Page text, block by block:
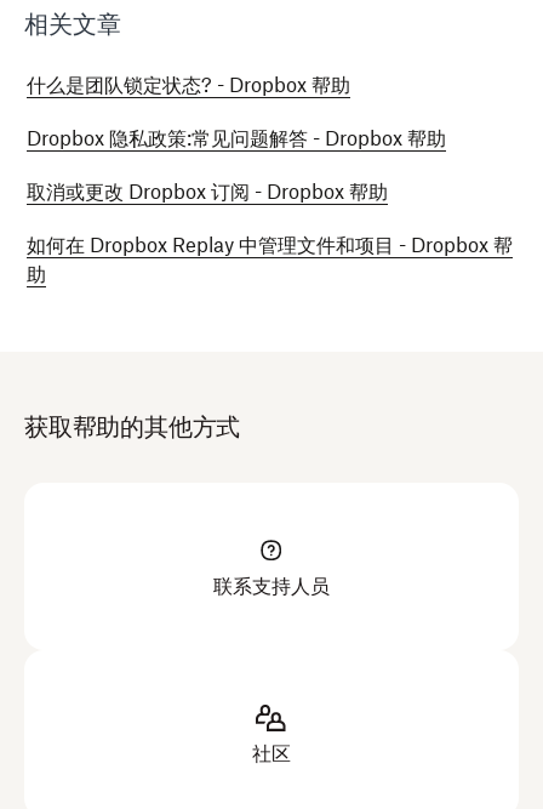
相关文章
什么是团队锁定状态? - Dropbox 帮助
Dropbox 隐私政策:常见问题解答 - Dropbox 帮助
取消或更改 Dropbox 订阅 - Dropbox 帮助
如何在 Dropbox Replay 中管理文件和项目 - Dropbox 帮
助
获取帮助的其他方式
联系支持人员
社区